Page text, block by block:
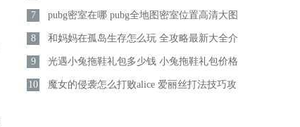
一览
7 pubg密室在哪 pubg全地图密室位置高清大图
一览2026
8 和妈妈在孤岛生存怎么玩 全攻略最新大全介
绍
9 光遇小兔拖鞋礼包多少钱 小兔拖鞋礼包价格
介绍
10 魔女的侵袭怎么打败alice 爱丽丝打法技巧攻